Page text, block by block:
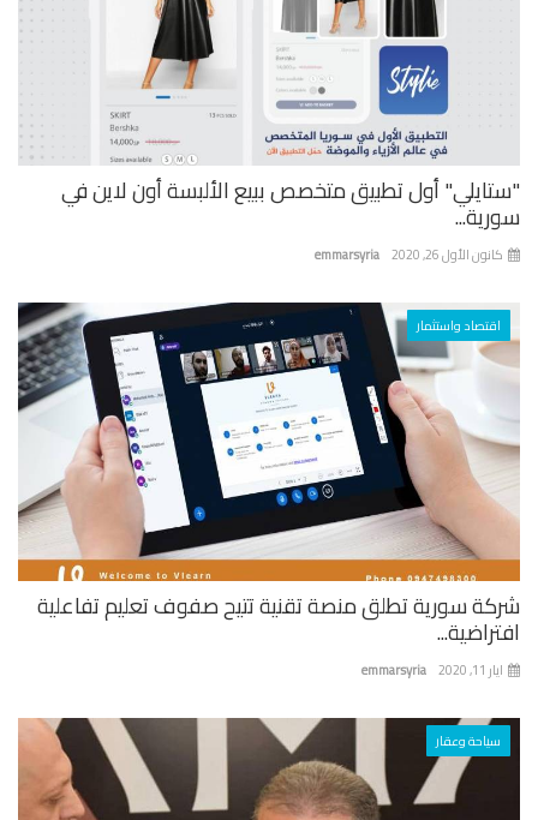
أول تطبيق متخصص ببيع الألبسة أون لاين في
emmarsyria الأول 26, 2020
اقتصاد واستثمار
سورية تطلق منصة تقنية تتيح صفوف تعليم تفاعلية
emmarsyria
سياحة وعقار